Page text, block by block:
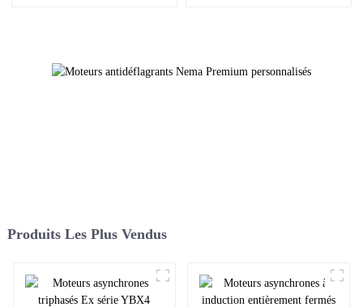
Produits Les Plus Vendus